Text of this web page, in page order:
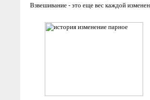
Взвешивание - это еще вес каждой